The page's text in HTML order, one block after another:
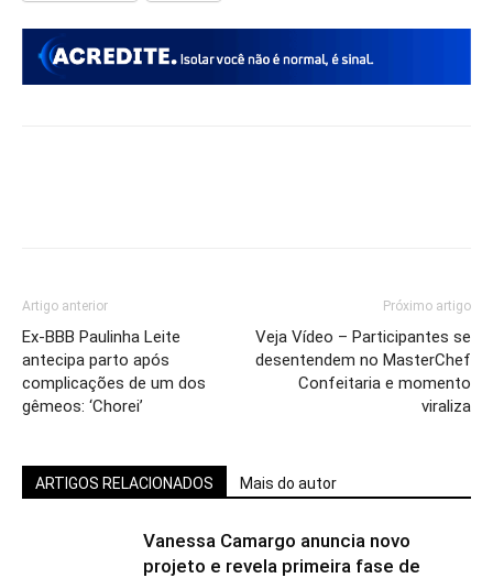
Artigo anterior
Ex-BBB Paulinha Leite
antecipa parto após
complicações de um dos
gêmeos: ‘Chorei’
Próximo artigo
Veja Vídeo – Participantes se
desentendem no MasterChef
Confeitaria e momento
viraliza
ARTIGOS RELACIONADOS Mais do autor
Vanessa Camargo anuncia novo
projeto e revela primeira fase de